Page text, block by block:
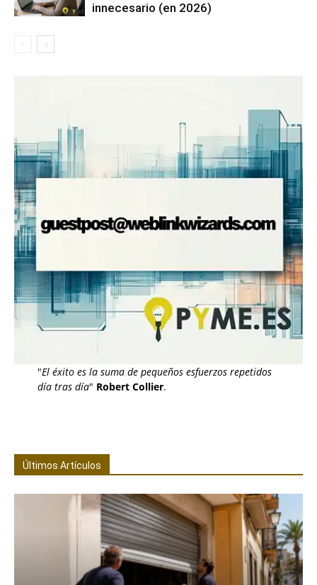
innecesario (en 2026)
"El éxito es la suma de pequeños esfuerzos repetidos
día tras día" Robert Collier.
Últimos Artículos